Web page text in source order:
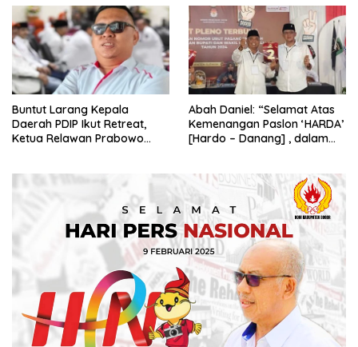
Buntut Larang Kepala
Daerah PDIP Ikut Retreat,
Ketua Relawan Prabowo
Abah Daniel: “Selamat Atas
Kemenangan Paslon ‘HARDA’
[Hardo – Danang] , dalam